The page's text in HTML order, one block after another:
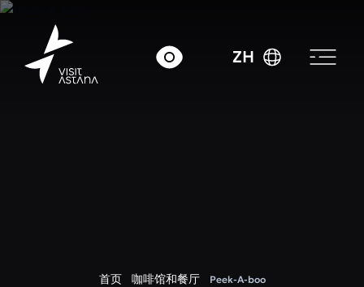
ZH
首页 咖啡馆和餐厅 Peek-A-boo